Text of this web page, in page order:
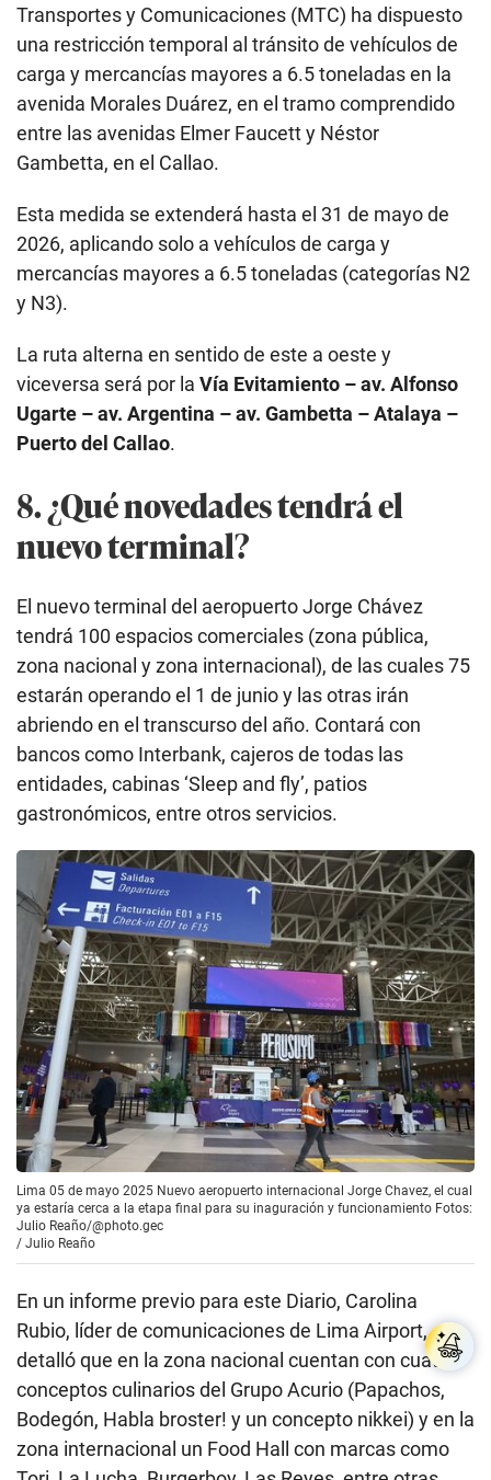
Transportes y Comunicaciones (MTC) ha dispuesto
una restricción temporal al tránsito de vehículos de
carga y mercancías mayores a 6.5 toneladas en la
avenida Morales Duárez, en el tramo comprendido
entre las avenidas Elmer Faucett y Néstor
Gambetta, en el Callao.
Esta medida se extenderá hasta el 31 de mayo de
2026, aplicando solo a vehículos de carga y
mercancías mayores a 6.5 toneladas (categorías N2
y N3).
La ruta alterna en sentido de este a oeste y
viceversa será por la Vía Evitamiento – av. Alfonso
Ugarte – av. Argentina – av. Gambetta – Atalaya –
Puerto del Callao.
8. ¿Qué novedades tendrá el
nuevo terminal?
El nuevo terminal del aeropuerto Jorge Chávez
tendrá 100 espacios comerciales (zona pública,
zona nacional y zona internacional), de las cuales 75
estarán operando el 1 de junio y las otras irán
abriendo en el transcurso del año. Contará con
bancos como Interbank, cajeros de todas las
entidades, cabinas ‘Sleep and fly’, patios
gastronómicos, entre otros servicios.
Lima 05 de mayo 2025 Nuevo aeropuerto internacional Jorge Chavez, el cual
ya estaría cerca a la etapa final para su inaguración y funcionamiento Fotos:
Julio Reaño/@photo.gec
/ Julio Reaño
En un informe previo para este Diario, Carolina
Rubio, líder de comunicaciones de Lima Airport,
detalló que en la zona nacional cuentan con cuatro
conceptos culinarios del Grupo Acurio (Papachos,
Bodegón, Habla broster! y un concepto nikkei) y en la
zona internacional un Food Hall con marcas como